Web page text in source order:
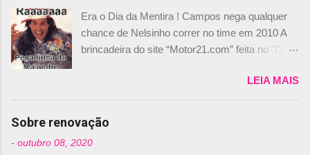
r
i
o
Era o Dia da Mentira ! Campos nega qualquer
chance de Nelsinho correr no time em 2010 A
brincadeira do site “Motor21.com” feita no "Día
de abril –, afirmando que Nelson Piquet havia
comprado 15% das ações da Campos, dando,
com isso, um lugar no time a Nelsinho Piquet,
foi esclarecida de uma vez por todas por
Daniele Audetto, diretor da escuderia. O
LEIA MAIS
Sobre renovação
- outubro 08, 2020